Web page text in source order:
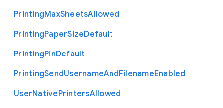
PrintingMaxSheetsAllowed
PrintingPaperSizeDefault
PrintingPinDefault
PrintingSendUsernameAndFilenameEnabled
UserNativePrintersAllowed